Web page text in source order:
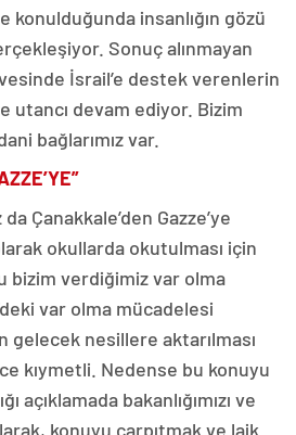
insanlığın gözü
Sonuç alınmayan
İsrail’e destek verenlerin
utancı devam ediyor. Bizim
bağlarımız var.
Çanakkale’den Gazze’ye
okullarda okutulması için
bizim verdiğimiz var olma
var olma mücadelesi
gelecek nesillere aktarılması
kıymetli. Nedense bu konuyu
açıklamada bakanlığımızı ve
konuyu çarpıtmak ve laik